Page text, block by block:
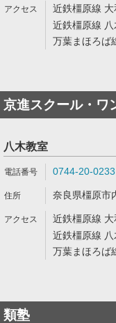
近鉄橿原線
近鉄橿原線
万葉まほろば
京進スクール・ワ
八木教室
0744-20-0233
奈良県橿原市
近鉄橿原線
近鉄橿原線
万葉まほろば
類塾